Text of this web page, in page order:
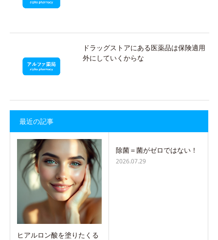
ドラッグストアにある医薬品は保険適用
外にしていくからな
最近の記事
ヒアルロン酸を塗りたくる
除菌＝菌がゼロではない！
2026.07.29